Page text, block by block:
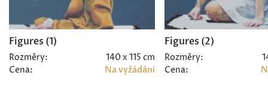
Figures (1)
Rozměry:
140 x 115 cm
Cena:
Na vyžádání
Figures (2)
Rozměry:
Cena: